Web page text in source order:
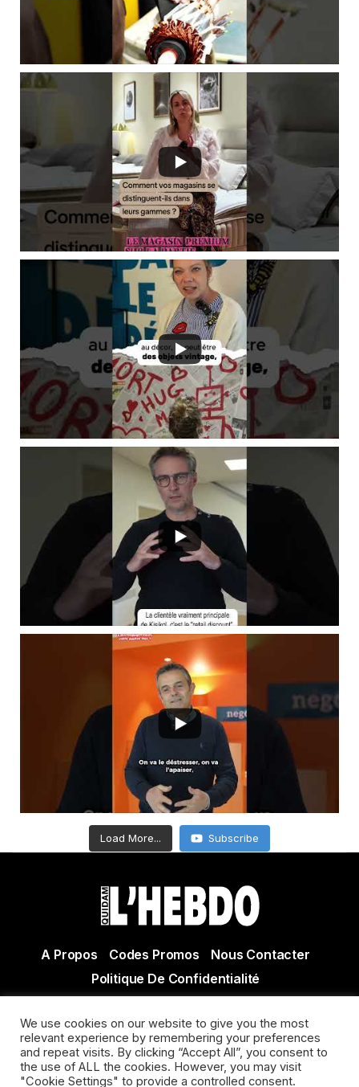
Load More... Subscribe
A Propos Codes Promos
Nous Contacter
Politique De Confidentialité
Actualité Agen - Actualité en lot et Garonne - Actualité
Villeneuve sur Lot
We use cookies on our website to give you the most
relevant experience by remembering your preferences
and repeat visits. By clicking “Accept All”, you consent to
the use of ALL the cookies. However, you may visit
"Cookie Settings" to provide a controlled consent.